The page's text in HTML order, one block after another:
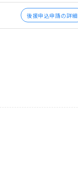
後援申込申請の詳細